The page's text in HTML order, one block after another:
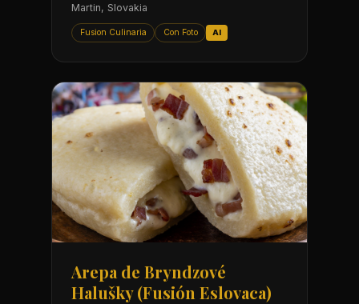
Martin, Slovakia
Fusion Culinaria Con Foto AI
Arepa de Bryndzové
Halušky (Fusión Eslovaca)